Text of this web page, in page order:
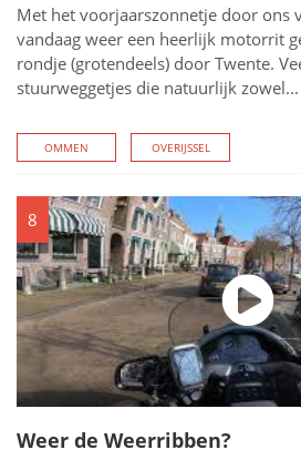
Met het voorjaarszonnetje door ons
vandaag weer een heerlijk motorrit
rondje (grotendeels) door Twente.
stuurweggetjes die natuurlijk zowel...
OMMEN OVERIJSSEL
8
Weer de Weerribben?